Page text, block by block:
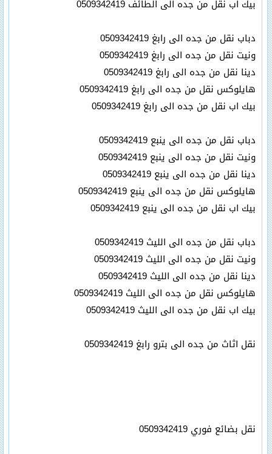
بيك اب نقل من جده الى الطائف 0509342419
دباب نقل من جده الى رابغ 0509342419
ونيت نقل من جده الى رابغ 0509342419
دينا نقل من جده الى رابغ 0509342419
هايلوكس نقل من جده الى رابغ 0509342419
بيك اب نقل من جده الى رابغ 0509342419
دباب نقل من جده الى ينبع 0509342419
ونيت نقل من جده الى ينبع 0509342419
دينا نقل من جده الى ينبع 0509342419
هايلوكس نقل من جده الى ينبع 0509342419
بيك اب نقل من جده الى ينبع 0509342419
دباب نقل من جده الى الليث 0509342419
ونيت نقل من جده الى الليث 0509342419
دينا نقل من جده الى الليث 0509342419
هايلوكس نقل من جده الى الليث 0509342419
بيك اب نقل من جده الى الليث 0509342419
نقل اثاث من جده الى بترو رابغ 0509342419
نقل بضائع فوري 0509342419